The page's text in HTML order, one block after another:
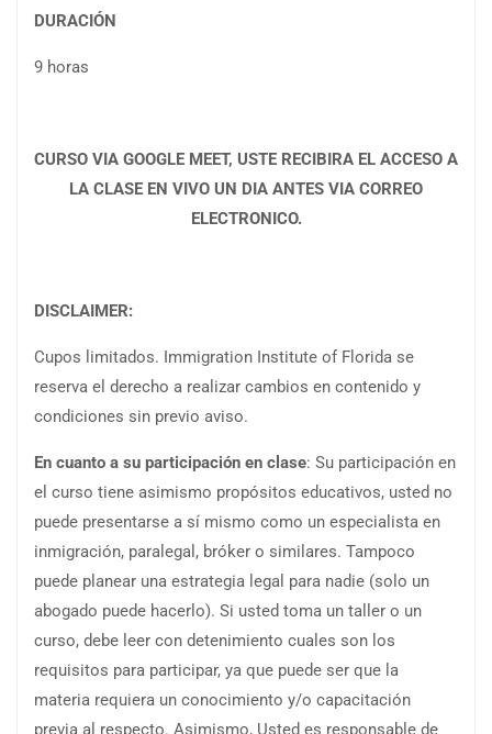
DURACIÓN
9 horas
CURSO VIA GOOGLE MEET, USTE RECIBIRA EL ACCESO A
LA CLASE EN VIVO UN DIA ANTES VIA CORREO
ELECTRONICO.
DISCLAIMER:
Cupos limitados. Immigration Institute of Florida se
reserva el derecho a realizar cambios en contenido y
condiciones sin previo aviso.
En cuanto a su participación en clase: Su participación en
el curso tiene asimismo propósitos educativos, usted no
puede presentarse a sí mismo como un especialista en
inmigración, paralegal, bróker o similares. Tampoco
puede planear una estrategia legal para nadie (solo un
abogado puede hacerlo). Si usted toma un taller o un
curso, debe leer con detenimiento cuales son los
requisitos para participar, ya que puede ser que la
materia requiera un conocimiento y/o capacitación
previa al respecto. Asimismo, Usted es responsable de